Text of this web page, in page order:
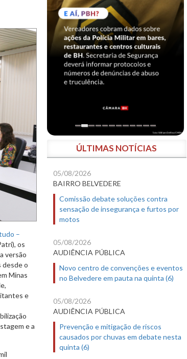
–
os
versão
desde o
Minas
e
e a
ÚLTIMAS NOTÍCIAS
05/08/2026
BAIRRO BELVEDERE
Comissão debate soluções contra
sensação de insegurança e furtos por
motos
05/08/2026
AUDIÊNCIA PÚBLICA
Novo centro de convenções e eventos
no Belvedere em pauta na quinta (6)
05/08/2026
AUDIÊNCIA PÚBLICA
Prevenção e mitigação de riscos
causados por chuvas em debate nesta
quinta (6)